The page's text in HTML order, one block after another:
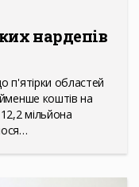
нардепів
п'ятірки областей
коштів на
мільйона